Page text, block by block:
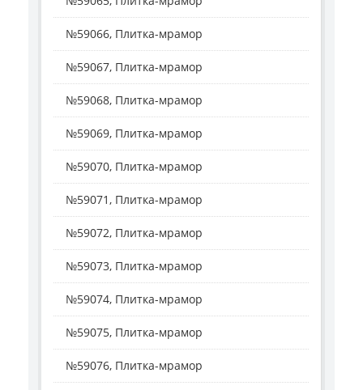
№59066, Плитка-мрамор
№59067, Плитка-мрамор
№59068, Плитка-мрамор
№59069, Плитка-мрамор
№59070, Плитка-мрамор
№59071, Плитка-мрамор
№59072, Плитка-мрамор
№59073, Плитка-мрамор
№59074, Плитка-мрамор
№59075, Плитка-мрамор
№59076, Плитка-мрамор